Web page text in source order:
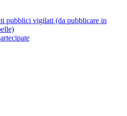
pubblici vigilati (da pubblicare in